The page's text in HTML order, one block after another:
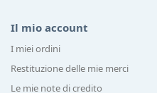
Il mio account
I miei ordini
Restituzione delle mie merci
Le mie note di credito